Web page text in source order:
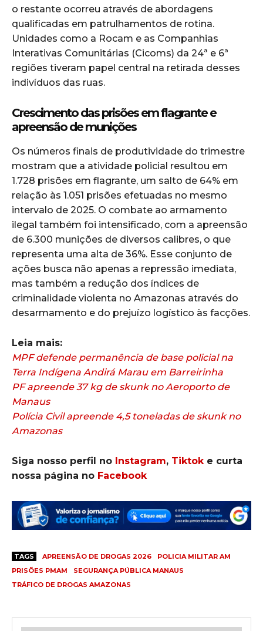
o restante ocorreu através de abordagens
qualificadas em patrulhamentos de rotina.
Unidades como a Rocam e as Companhias
Interativas Comunitárias (Cicoms) da 24ª e 6ª
regiões tiveram papel central na retirada desses
indivíduos das ruas.
Crescimento das prisões em flagrante e
apreensão de munições
Os números finais de produtividade do trimestre
mostram que a atividade policial resultou em
1.728 prisões em flagrante, um salto de 64% em
relação às 1.051 prisões efetuadas no mesmo
intervalo de 2025. O combate ao armamento
ilegal também foi intensificado, com a apreensão
de 6.300 munições de diversos calibres, o que
representa uma alta de 36%. Esse conjunto de
ações busca não apenas a repressão imediata,
mas também a redução dos índices de
criminalidade violenta no Amazonas através do
desarmamento e do prejuízo logístico às facções.
Leia mais:
MPF defende permanência de base policial na
Terra Indígena Andirá Marau em Barreirinha
PF apreende 37 kg de skunk no Aeroporto de
Manaus
Polícia Civil apreende 4,5 toneladas de skunk no
Amazonas
Siga nosso perfil no Instagram, Tiktoke curta
nossa página no Facebook
TAGS APREENSÃO DE DROGAS 2026
POLICIA MILITAR AM
PRISÕES PMAM
SEGURANÇA PÚBLICA MANAUS
TRÁFICO DE DROGAS AMAZONAS